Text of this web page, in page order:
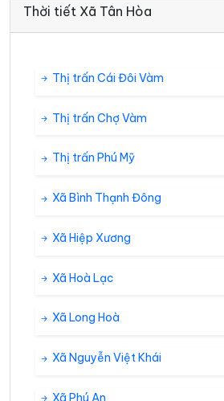
Thời tiết Xã Tân Hòa
Thị trấn Cái Đôi Vàm
Thị trấn Chợ Vàm
Thị trấn Phú Mỹ
Xã Bình Thạnh Đông
Xã Hiệp Xương
Xã Hoà Lạc
Xã Long Hoà
Xã Nguyễn Việt Khái
Xã Phú An